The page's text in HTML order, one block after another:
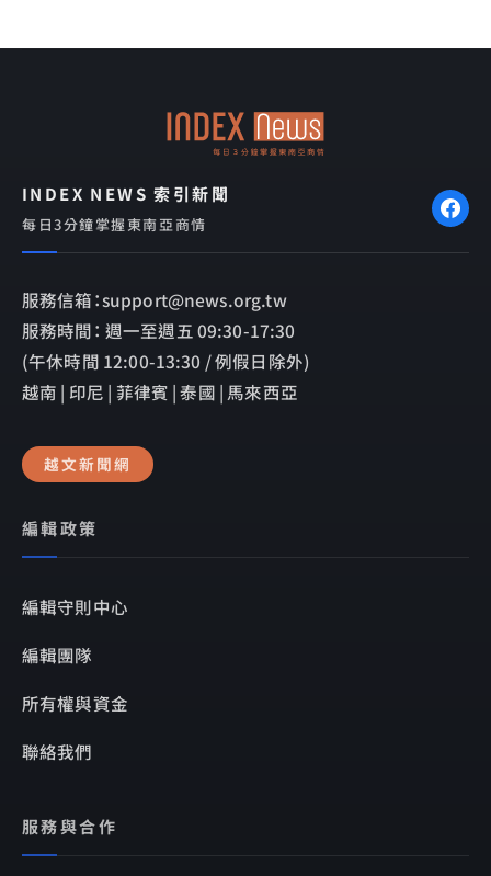
b
l
INDEX NEWS 索引新聞
每日3分鐘掌握東南亞商情
服務信箱：support@news.org.tw
服務時間： 週一至週五 09:30-17:30
(午休時間 12:00-13:30 / 例假日除外)
越南 | 印尼 | 菲律賓 | 泰國 | 馬來西亞
越文新聞網
編輯政策
編輯守則中心
編輯團隊
所有權與資金
聯絡我們
服務與合作